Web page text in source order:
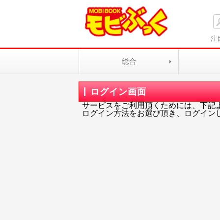
注
総合
ログイン画面
サービスをご利用頂くためには、下記
ログイン方法をお選び頂き、ログイン